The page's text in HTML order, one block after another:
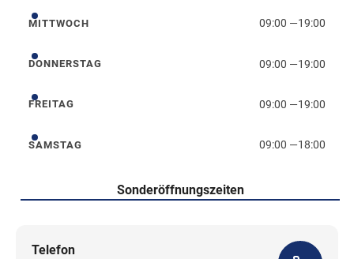
Mittwoch
MITTWOCH 09:00 —19:00
Donnerstag
DONNERSTAG 09:00 —19:00
Freitag
FREITAG 09:00 —19:00
Samstag
SAMSTAG 09:00 —18:00
Sonderöffnungszeiten
Telefon